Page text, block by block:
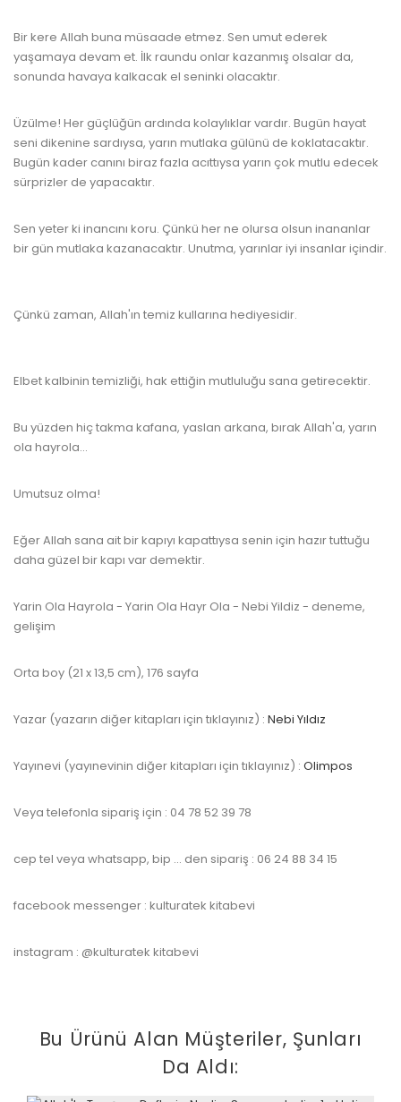
Bir kere Allah buna müsaade etmez. Sen umut ederek
yaşamaya devam et. İlk raundu onlar kazanmış olsalar da,
sonunda havaya kalkacak el seninki olacaktır.
Üzülme! Her güçlüğün ardında kolaylıklar vardır. Bugün hayat
seni dikenine sardıysa, yarın mutlaka gülünü de koklatacaktır.
Bugün kader canını biraz fazla acıttıysa yarın çok mutlu edecek
sürprizler de yapacaktır.
Sen yeter ki inancını koru. Çünkü her ne olursa olsun inananlar
bir gün mutlaka kazanacaktır. Unutma, yarınlar iyi insanlar içindir.
Çünkü zaman, Allah'ın temiz kullarına hediyesidir.
Elbet kalbinin temizliği, hak ettiğin mutluluğu sana getirecektir.
Bu yüzden hiç takma kafana, yaslan arkana, bırak Allah'a, yarın
ola hayrola...
Umutsuz olma!
Eğer Allah sana ait bir kapıyı kapattıysa senin için hazır tuttuğu
daha güzel bir kapı var demektir.
Yarin Ola Hayrola - Yarin Ola Hayr Ola - Nebi Yildiz - deneme,
gelişim
Orta boy (21 x 13,5 cm), 176 sayfa
Yazar (yazarın diğer kitapları için tıklayınız) : Nebi Yıldız
Yayınevi (yayınevinin diğer kitapları için tıklayınız) : Olimpos
Veya telefonla sipariş için : 04 78 52 39 78
cep tel veya whatsapp, bip … den sipariş : 06 24 88 34 15
facebook messenger : kulturatek kitabevi
instagram : @kulturatek kitabevi
Bu Ürünü Alan Müşteriler, Şunları
Da Aldı: